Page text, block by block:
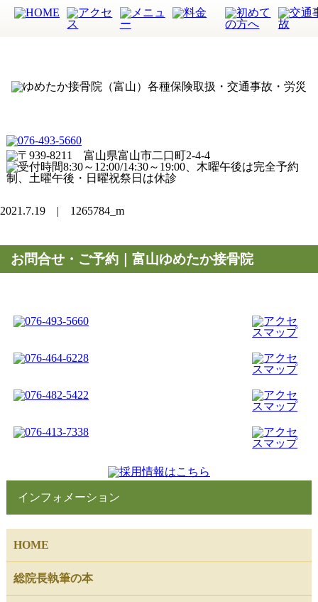
2021.7.19 | 1265784_m
お問合せ・ご予約｜富山ゆめたか接骨院
インフォメーション
HOME
総院長執筆の本